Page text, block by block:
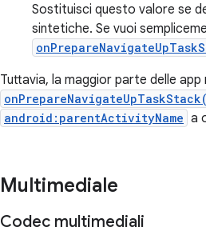
Sostituisci questo valore se
sintetiche. Se vuoi
Tuttavia, la maggior parte delle
android:parentActivityName a
Multimediale
Codec multimediali